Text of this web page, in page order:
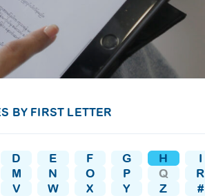
DISEASES AND CONDITIONS
22 APR 2026
ဆစ် ပြင်းထန်ကူးစက်ရောဂါ)
လီယွိုက်ဒိုးဆစ် ပြင်းထန်
ကူးစက်ရောဂါ...
PRESS RELEASE
29 AUG 2024
CLL HEALTH unveils
primary care
services
Yangon, Myanmar, 29
August 2024 — CLL
BY FIRST LETTER
D E F G H
I
M N O P Q
R
V W X Y Z #